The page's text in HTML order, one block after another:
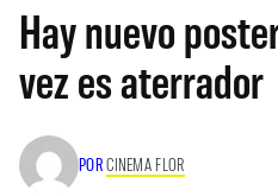
Hay nuevo
vez es aterrador
PORCINEMA FLOR